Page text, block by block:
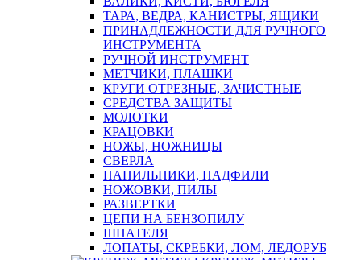
ТАРА, ВЕДРА, КАНИСТРЫ, ЯЩИКИ
ПРИНАДЛЕЖНОСТИ ДЛЯ РУЧНОГО
ИНСТРУМЕНТА
РУЧНОЙ ИНСТРУМЕНТ
МЕТЧИКИ, ПЛАШКИ
КРУГИ ОТРЕЗНЫЕ, ЗАЧИСТНЫЕ
СРЕДСТВА ЗАЩИТЫ
МОЛОТКИ
КРАЦОВКИ
НОЖЫ, НОЖНИЦЫ
СВЕРЛА
НАПИЛЬНИКИ, НАДФИЛИ
НОЖОВКИ, ПИЛЫ
РАЗВЕРТКИ
ЦЕПИ НА БЕНЗОПИЛУ
ШПАТЕЛЯ
ЛОПАТЫ, СКРЕБКИ, ЛОМ, ЛЕДОРУБ